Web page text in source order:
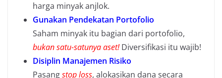
harga minyak anjlok.
Gunakan Pendekatan Portofolio
Saham minyak itu bagian dari portofolio,
bukan satu-satunya aset!Diversifikasi itu wajib!
Disiplin Manajemen Risiko
Pasangstop loss, alokasikan dana secara